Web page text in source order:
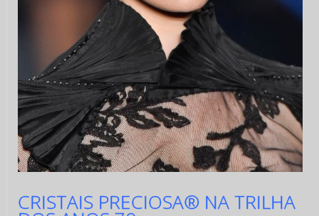
CRISTAIS PRECIOSA® NA TRILHA